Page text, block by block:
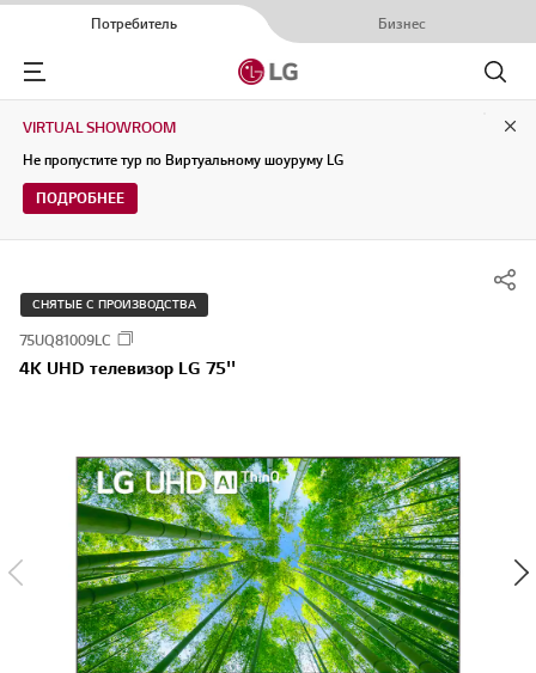
Потребитель Бизнес
Menu
Поиск
VIRTUAL SHOWROOM
Не пропустите тур по Виртуальному шоуруму LG
ПОДРОБНЕЕ
СНЯТЫЕ С ПРОИЗВОДСТВА
75UQ81009LC
4K UHD телевизор LG 75''